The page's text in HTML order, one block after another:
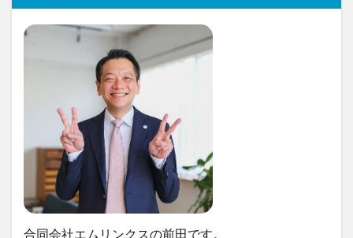
合同会社エムリンクスの前田です。